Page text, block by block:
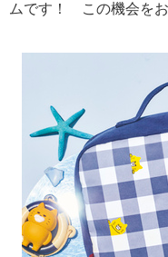
ムです！ この機会を